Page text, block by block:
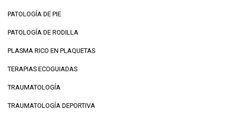
PATOLOGÍA DE PIE
PATOLOGÍA DE RODILLA
PLASMA RICO EN PLAQUETAS
TERAPIAS ECOGUIADAS
TRAUMATOLOGÍA
TRAUMATOLOGÍA DEPORTIVA